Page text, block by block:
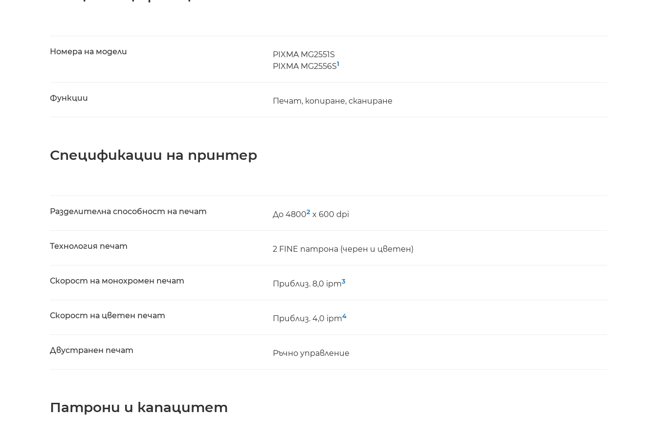
Номера на модели
PIXMA MG2551S
PIXMA MG2556S1
Функции Печат, копиране, сканиране
Спецификации на принтер
Разделителна способност на печат До 48002 x 600 dpi
Технология печат 2 FINE патрона (черен и цветен)
Скорост на монохромен печат Приблиз. 8,0 ipm3
Скорост на цветен печат Приблиз. 4,0 ipm4
Двустранен печат Ръчно управление
Патрони и капацитет